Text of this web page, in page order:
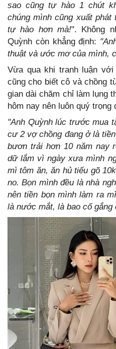
sao cũng tự hào 1 chút
chúng mình cũng xuất
tự hào hơn mà!". Không
Quỳnh còn khẳng định:
thuật và ước mơ của mình,
Vừa qua khi tranh luận
cũng cho biết cô và chồng
gian dài chăm chỉ làm lụng
hôm nay nên luôn quý trọng
"Anh Quỳnh lúc trước mua
cư 2 vợ chồng đang ở là
bươn trải hơn 10 năm nay
dữ lắm vì ngày xưa mình
mì tôm ăn, ăn hủ tiếu gõ
no. Bọn mình đều là nhà
nên tiền bọn mình làm ra
là nước mắt, là bao cố gắng